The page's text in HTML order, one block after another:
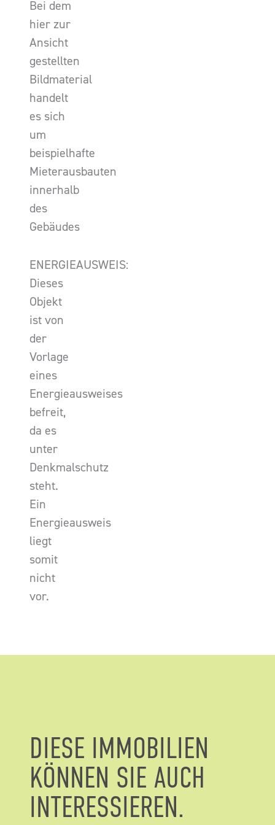
Bei dem
hier zur
Ansicht
gestellten
Bildmaterial
handelt
es sich
um
beispielhafte
Mieterausbauten
innerhalb
des
Gebäudes
ENERGIEAUSWEIS:
Dieses
Objekt
ist von
der
Vorlage
eines
Energieausweises
befreit,
da es
unter
Denkmalschutz
steht.
Ein
Energieausweis
liegt
somit
nicht
vor.
DIESE IMMOBILIEN
KÖNNEN SIE AUCH
INTERESSIEREN.